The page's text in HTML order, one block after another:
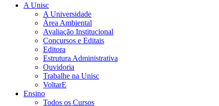
A Unisc
A Universidade
Área Ambiental
Avaliação Institucional
Concursos e Editais
Editora
Estrutura Administrativa
Ouvidoria
Trabalhe na Unisc
VoltarE
Ensino
Todos os Cursos